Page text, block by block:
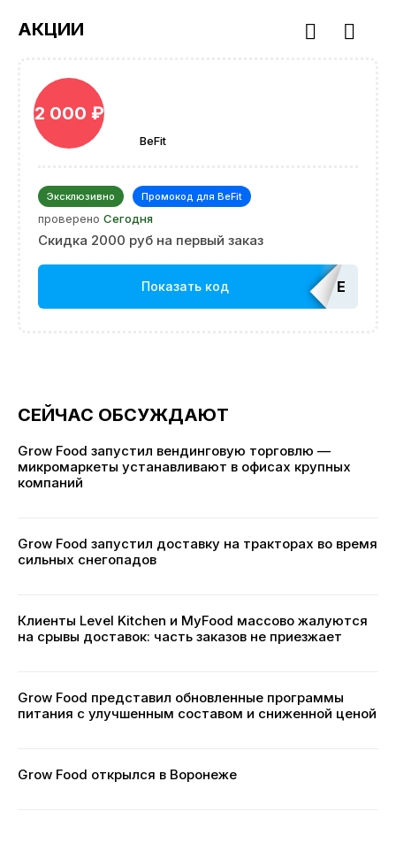
АКЦИИ
BeFit
2 000 ₽
Эксклюзивно Промокод для BeFit
проверено Сегодня
Скидка 2000 руб на первый заказ
Показать код
СЕЙЧАС ОБСУЖДАЮТ
Grow Food запустил вендинговую торговлю —
микромаркеты устанавливают в офисах крупных
компаний
Grow Food запустил доставку на тракторах во время
сильных снегопадов
Клиенты Level Kitchen и MyFood массово жалуются
на срывы доставок: часть заказов не приезжает
Grow Food представил обновленные программы
питания с улучшенным составом и сниженной ценой
Grow Food открылся в Воронеже